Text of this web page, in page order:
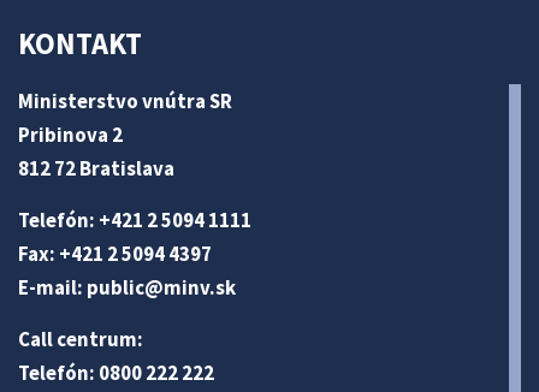
KONTAKT
Ministerstvo vnútra SR
Pribinova 2
812 72 Bratislava
Telefón: +421 2 5094 1111
Fax: +421 2 5094 4397
E-mail: public@minv.sk
Call centrum:
Telefón: 0800 222 222